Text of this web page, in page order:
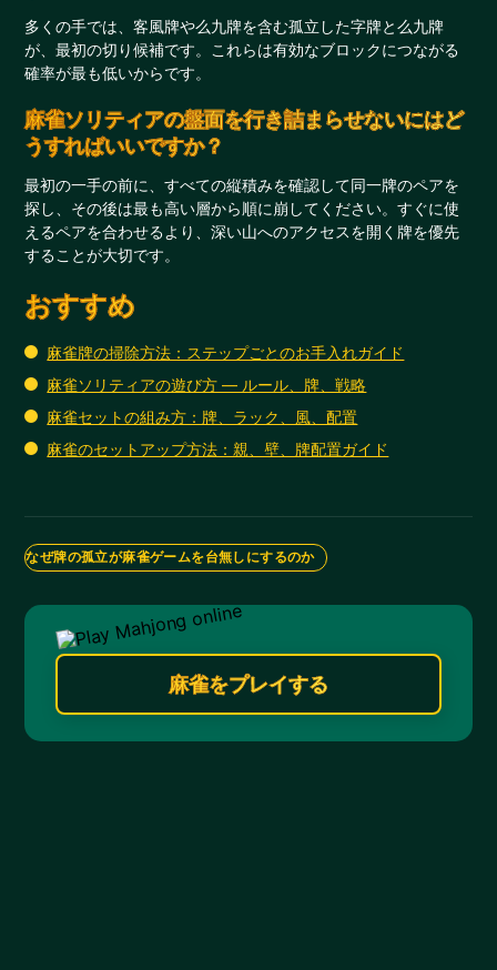
多くの手では、客風牌や么九牌を含む孤立した字牌と么九牌
が、最初の切り候補です。これらは有効なブロックにつながる
確率が最も低いからです。
麻雀ソリティアの盤面を行き詰まらせないにはど
うすればいいですか？
最初の一手の前に、すべての縦積みを確認して同一牌のペアを
探し、その後は最も高い層から順に崩してください。すぐに使
えるペアを合わせるより、深い山へのアクセスを開く牌を優先
することが大切です。
おすすめ
麻雀牌の掃除方法：ステップごとのお手入れガイド
麻雀ソリティアの遊び方 — ルール、牌、戦略
麻雀セットの組み方：牌、ラック、風、配置
麻雀のセットアップ方法：親、壁、牌配置ガイド
なぜ牌の孤立が麻雀ゲームを台無しにするのか
麻雀をプレイする